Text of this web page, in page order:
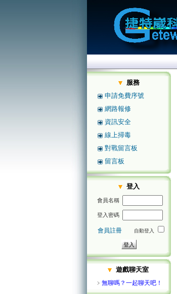
服務
申請免費序號
網路報修
資訊安全
線上掃毒
對戰留言板
留言板
登入
會員名稱
登入密碼
會員註冊 自動登入
遊戲聊天室
﹥ 無聊嗎？一起聊天吧！